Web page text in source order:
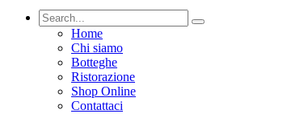
Home
Chi siamo
Botteghe
Ristorazione
Shop Online
Contattaci